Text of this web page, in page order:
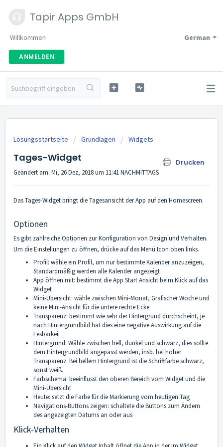
Tapir Apps GmbH
German
Willkommen
ANMELDEN
Lösungsstartseite Grundlagen Widgets
Tages-Widget Drucken
Geändert am: Mi, 26 Dez, 2018 um 11:41 NACHMITTAGS
Das Tages-Widget bringt die Tagesansicht der App auf den Homescreen.
Optionen
Es gibt zahlreiche Optionen zur Konfiguration von Design und Verhalten.
Um die Einstellungen zu öffnen, drücke auf das Menü Icon oben links.
Profil: wähle ein Profil, um nur bestimmte Kalender anzuzeigen,
Standardmäßig werden alle Kalender angezeigt
App öffnen mit: bestimmt die App Start Ansicht beim Klick auf das
Widget
Mini-Übersicht: wähle zwischen Mini-Monat, Grafischer Woche und
keine Mini-Ansicht für die untere rechte Ecke
Transparenz: bestimmt wie sehr der Hintergrund durchscheint, je
nach Hintergrundbild hat dies eine negative Auswirkung auf die
Lesbarkeit
Hintergrund: Wähle zwischen hell, dunkel und schwarz, dies sollte
dem Hintergrundbild angepasst werden, insb. bei hoher
Transparenz. Bei hellem Hintergrund ist die Schriftfarbe schwarz,
sonst weiß.
Farbschema: beeinflusst den oberen Bereich vom Widget und die
Mini-Übersicht
Heute: setzt die Farbe für die Markierung vom heutigen Tag
Navigations-Buttons zeigen: schaltete die Buttons zum Ändern
des angezeigten Datums an oder aus
Klick-Verhalten